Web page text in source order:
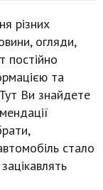
різних
огляди,
постійно
та
Ви знайдете
стало